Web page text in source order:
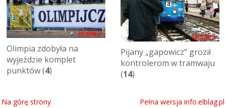
Olimpia zdobyła na
wyjeździe komplet
punktów (4)
Pijany „gapowicz” groził
kontrolerom w tramwaju
(14)
Na górę strony Pełna wersja info.elblag.pl